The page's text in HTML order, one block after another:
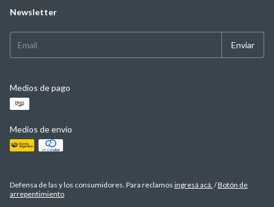
Newsletter
Medios de pago
Medios de envío
Defensa de las y los consumidores. Para reclamos ingresá acá. /Botón de
arrepentimiento